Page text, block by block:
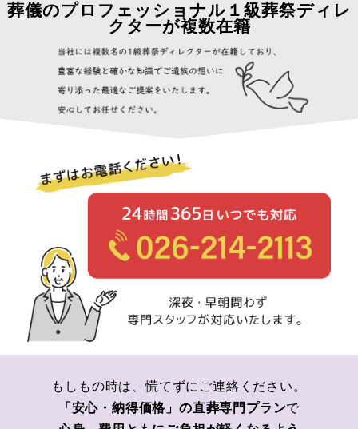
葬儀のプロフェッショナル１級葬祭ディレ
クターが複数在籍
もしもの時は、慌てずにご連絡ください。
「安心・納得価格」の直葬専門プランで